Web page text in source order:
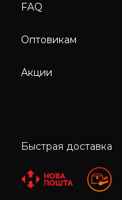
FAQ
Оптовикам
Акции
Быстрая доставка